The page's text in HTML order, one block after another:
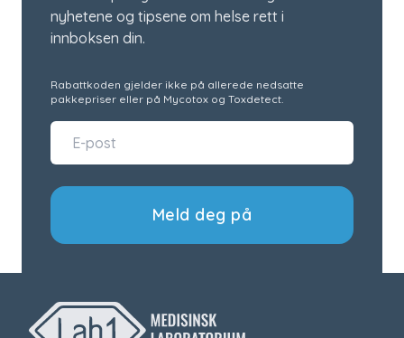
nyhetene og tipsene om helse rett i
innboksen din.
Rabattkoden gjelder ikke på allerede nedsatte
pakkepriser eller på Mycotox og Toxdetect.
Meld deg på